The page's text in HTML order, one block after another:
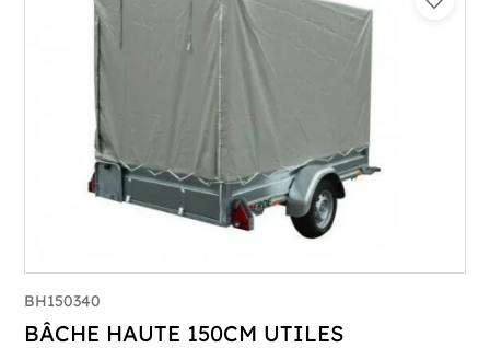
BH150340
BÂCHE HAUTE 150CM UTILES